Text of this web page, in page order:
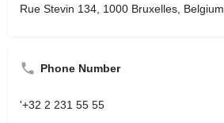
Rue Stevin 134, 1000 Bruxelles, Belgium
Phone Number
'+32 2 231 55 55